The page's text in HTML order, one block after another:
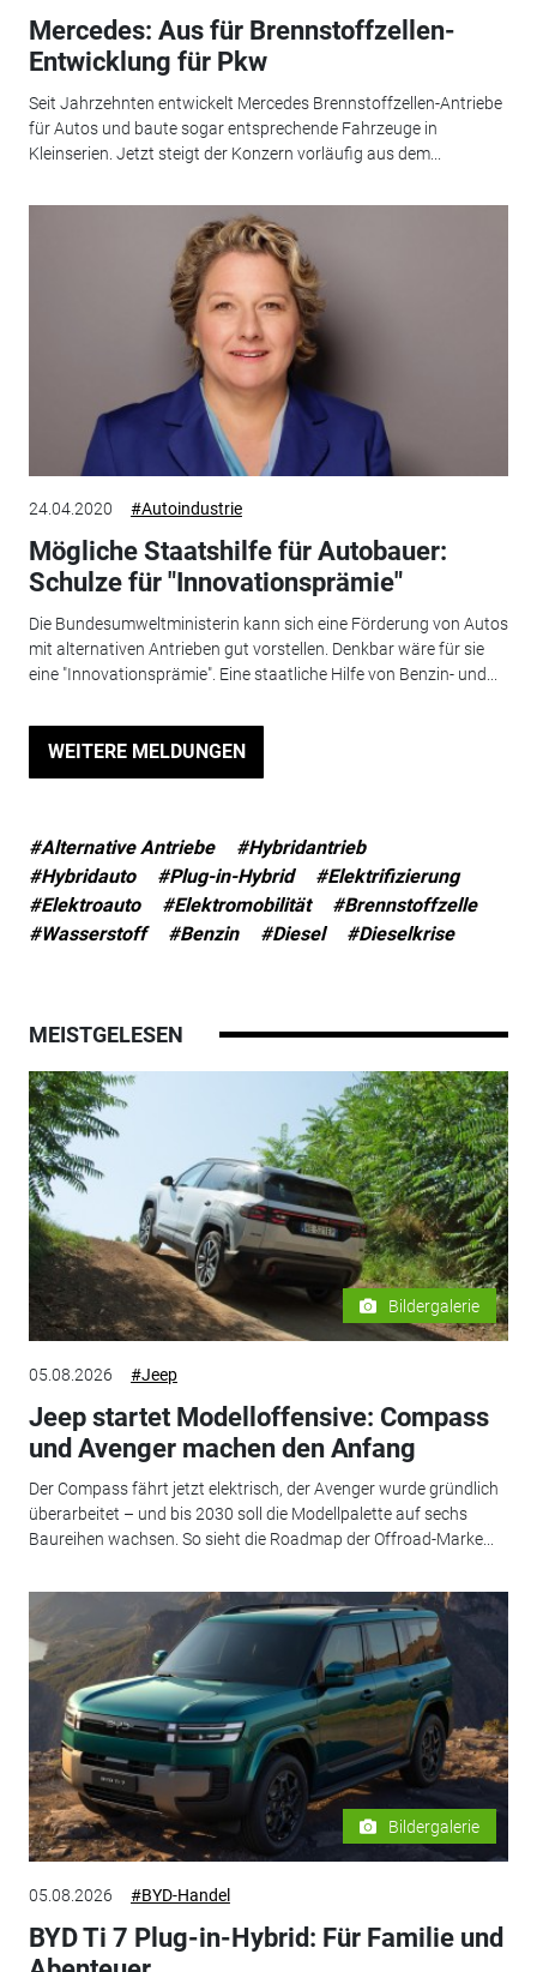
Mercedes: Aus für Brennstoffzellen-
Entwicklung für Pkw
Seit Jahrzehnten entwickelt Mercedes Brennstoffzellen-Antriebe
für Autos und baute sogar entsprechende Fahrzeuge in
Kleinserien. Jetzt steigt der Konzern vorläufig aus dem...
24.04.2020 #Autoindustrie
Mögliche Staatshilfe für Autobauer:
Schulze für "Innovationsprämie"
Die Bundesumweltministerin kann sich eine Förderung von Autos
mit alternativen Antrieben gut vorstellen. Denkbar wäre für sie
eine "Innovationsprämie". Eine staatliche Hilfe von Benzin- und...
WEITERE MELDUNGEN
#Alternative Antriebe
#Hybridantrieb
#Hybridauto
#Plug-in-Hybrid
#Elektrifizierung
#Elektroauto
#Elektromobilität
#Brennstoffzelle
#Wasserstoff
#Benzin #Diesel #Dieselkrise
MEISTGELESEN
Bildergalerie
05.08.2026 #Jeep
Jeep startet Modelloffensive: Compass
und Avenger machen den Anfang
Der Compass fährt jetzt elektrisch, der Avenger wurde gründlich
überarbeitet – und bis 2030 soll die Modellpalette auf sechs
Baureihen wachsen. So sieht die Roadmap der Offroad-Marke...
Bildergalerie
05.08.2026 #BYD-Handel
BYD Ti 7 Plug-in-Hybrid: Für Familie und